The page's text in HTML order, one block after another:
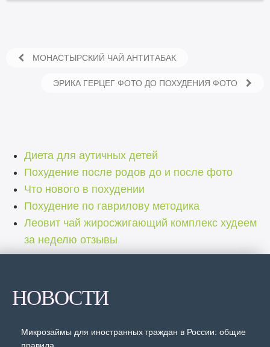
МОНАСТЫРСКИЙ ЧАЙ АНТИТАБАК
ЭРИКА ГЕРЦЕГ ФОТО ДО ПОХУДЕНИЯ ФОТО
Диета для аутичных детей
Похудение после родов до и после фото
Что нового в похудении
Похудение по гаврилову методика
Леовит чай жиросжигающий комплекс худеем
за неделю отзывы
НОВОСТИ
Микрозаймы для иностранных граждан в России: общие